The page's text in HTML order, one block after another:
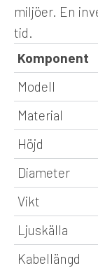
miljöer. En
tid.
Komponent
Modell
Material
Höjd
Diameter
Vikt
Ljuskälla
Kabellängd